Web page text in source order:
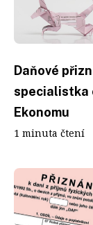
Daňové
specialistka
Ekonomu
1 minuta čtení